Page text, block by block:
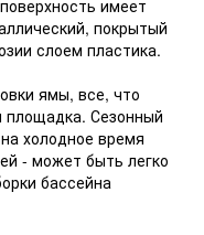
имеет
покрытый
слоем пластика.
ямы, все, что
площадка. Сезонный
холодное время
- может быть легко
бассейна